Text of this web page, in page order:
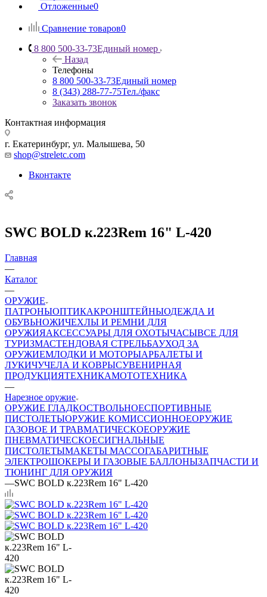
Отложенные0
Сравнение товаров0
8 800 500-33-73Единый номер
Назад
Телефоны
8 800 500-33-73Единый номер
8 (343) 288-77-75Тел./факс
Заказать звонок
Контактная информация
г. Екатеринбург, ул. Малышева, 50
shop@streletc.com
Вконтакте
SWC BOLD к.223Rem 16" L-420
Главная
—
Каталог
—
ОРУЖИЕ
ПАТРОНЫОПТИКАКРОНШТЕЙНЫОДЕЖДА И
ОБУВЬНОЖИЧЕХЛЫ И РЕМНИ ДЛЯ
ОРУЖИЯАКСЕССУАРЫ ДЛЯ ОХОТЫЧАСЫВСЕ ДЛЯ
ТУРИЗМАСТЕНДОВАЯ СТРЕЛЬБАУХОД ЗА
ОРУЖИЕМЛОДКИ И МОТОРЫАРБАЛЕТЫ И
ЛУКИЧУЧЕЛА И КОВРЫСУВЕНИРНАЯ
ПРОДУКЦИЯТЕХНИКАМОТОТЕХНИКА
—
Нарезное оружие
ОРУЖИЕ ГЛАДКОСТВОЛЬНОЕСПОРТИВНЫЕ
ПИСТОЛЕТЫОРУЖИЕ КОМИССИОННОЕОРУЖИЕ
ГАЗОВОЕ И ТРАВМАТИЧЕСКОЕОРУЖИЕ
ПНЕВМАТИЧЕСКОЕСИГНАЛЬНЫЕ
ПИСТОЛЕТЫМАКЕТЫ МАССОГАБАРИТНЫЕ
ЭЛЕКТРОШОКЕРЫ И ГАЗОВЫЕ БАЛЛОНЫЗАПЧАСТИ И
ТЮНИНГ ДЛЯ ОРУЖИЯ
—SWC BOLD к.223Rem 16" L-420